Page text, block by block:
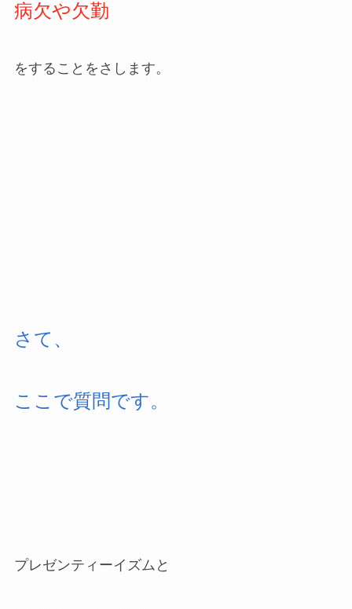
病欠や欠勤
をすることをさします。
さて、
ここで質問です。
プレゼンティーイズムと